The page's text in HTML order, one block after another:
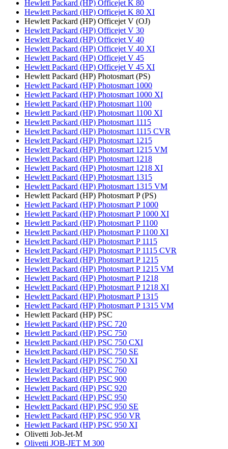
Hewlett Packard (HP) Officejet K 80
Hewlett Packard (HP) Officejet K 80 XI
Hewlett Packard (HP) Officejet V (OJ)
Hewlett Packard (HP) Officejet V 30
Hewlett Packard (HP) Officejet V 40
Hewlett Packard (HP) Officejet V 40 XI
Hewlett Packard (HP) Officejet V 45
Hewlett Packard (HP) Officejet V 45 XI
Hewlett Packard (HP) Photosmart (PS)
Hewlett Packard (HP) Photosmart 1000
Hewlett Packard (HP) Photosmart 1000 XI
Hewlett Packard (HP) Photosmart 1100
Hewlett Packard (HP) Photosmart 1100 XI
Hewlett Packard (HP) Photosmart 1115
Hewlett Packard (HP) Photosmart 1115 CVR
Hewlett Packard (HP) Photosmart 1215
Hewlett Packard (HP) Photosmart 1215 VM
Hewlett Packard (HP) Photosmart 1218
Hewlett Packard (HP) Photosmart 1218 XI
Hewlett Packard (HP) Photosmart 1315
Hewlett Packard (HP) Photosmart 1315 VM
Hewlett Packard (HP) Photosmart P (PS)
Hewlett Packard (HP) Photosmart P 1000
Hewlett Packard (HP) Photosmart P 1000 XI
Hewlett Packard (HP) Photosmart P 1100
Hewlett Packard (HP) Photosmart P 1100 XI
Hewlett Packard (HP) Photosmart P 1115
Hewlett Packard (HP) Photosmart P 1115 CVR
Hewlett Packard (HP) Photosmart P 1215
Hewlett Packard (HP) Photosmart P 1215 VM
Hewlett Packard (HP) Photosmart P 1218
Hewlett Packard (HP) Photosmart P 1218 XI
Hewlett Packard (HP) Photosmart P 1315
Hewlett Packard (HP) Photosmart P 1315 VM
Hewlett Packard (HP) PSC
Hewlett Packard (HP) PSC 720
Hewlett Packard (HP) PSC 750
Hewlett Packard (HP) PSC 750 CXI
Hewlett Packard (HP) PSC 750 SE
Hewlett Packard (HP) PSC 750 XI
Hewlett Packard (HP) PSC 760
Hewlett Packard (HP) PSC 900
Hewlett Packard (HP) PSC 920
Hewlett Packard (HP) PSC 950
Hewlett Packard (HP) PSC 950 SE
Hewlett Packard (HP) PSC 950 VR
Hewlett Packard (HP) PSC 950 XI
Olivetti Job-Jet-M
Olivetti JOB-JET M 300